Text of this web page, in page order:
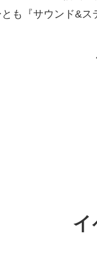
も『サウンド&ス
イ